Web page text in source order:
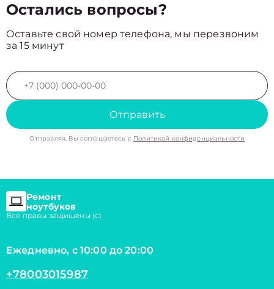
Остались вопросы?
Оставьте свой номер телефона, мы перезвоним
за 15 минут
Отправить
Отправляя, Вы соглашаетесь с Политикой конфиденциальности
Ремонт
ноутбуков
Все правы защищены (с)
Ежедневно, с 10:00 до 20:00
+78003015987